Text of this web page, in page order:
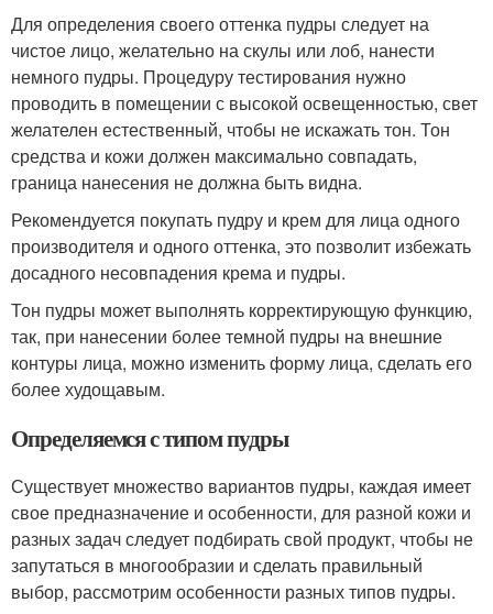
Для определения своего оттенка пудры следует на
чистое лицо, желательно на скулы или лоб, нанести
немного пудры. Процедуру тестирования нужно
проводить в помещении с высокой освещенностью, свет
желателен естественный, чтобы не искажать тон. Тон
средства и кожи должен максимально совпадать,
граница нанесения не должна быть видна.
Рекомендуется покупать пудру и крем для лица одного
производителя и одного оттенка, это позволит избежать
досадного несовпадения крема и пудры.
Тон пудры может выполнять корректирующую функцию,
так, при нанесении более темной пудры на внешние
контуры лица, можно изменить форму лица, сделать его
более худощавым.
Определяемся с типом пудры
Существует множество вариантов пудры, каждая имеет
свое предназначение и особенности, для разной кожи и
разных задач следует подбирать свой продукт, чтобы не
запутаться в многообразии и сделать правильный
выбор, рассмотрим особенности разных типов пудры.